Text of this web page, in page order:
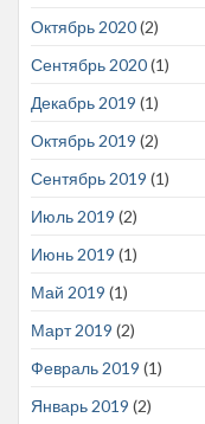
Октябрь 2020(2)
Сентябрь 2020(1)
Декабрь 2019 (1)
Октябрь 2019 (2)
Сентябрь 2019 (1)
Июль 2019 (2)
Июнь 2019 (1)
Май 2019 (1)
Март 2019 (2)
Февраль 2019 (1)
Январь 2019 (2)